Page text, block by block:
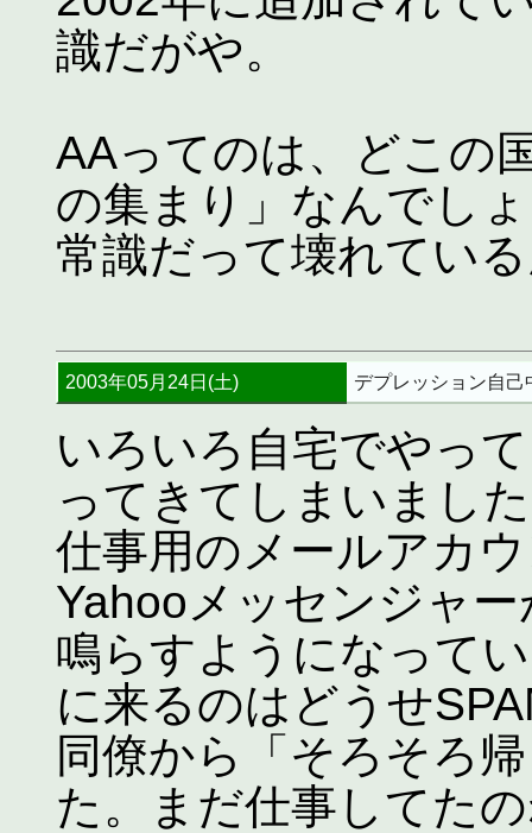
識だがや。
AAってのは、どこの
の集まり」なんでし
常識だって壊れてい
2003年05月24日(土) デプレッション自己
いろいろ自宅でやっ
ってきてしまいまし
仕事用のメールアカ
Yahooメッセンジャ
鳴らすようになって
に来るのはどうせ
同僚から「そろそろ
た。まだ仕事してた